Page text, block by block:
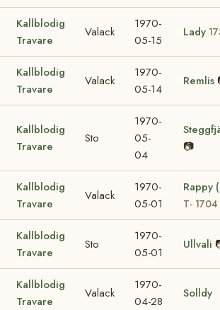
Kallblodig
Travare
Valack
1970-
05-15
Lady
Kallblodig
Travare
Valack
1970-
05-14
Remlis
Kallblodig
Travare
Sto
1970-
05-
04
📷
Kallblodig
Travare
Valack
1970-
05-01
Rappy
T- 1704
Kallblodig
Travare
Sto
1970-
05-01
Ullvali
Kallblodig
Travare
Valack
1970-
04-28
Solldy